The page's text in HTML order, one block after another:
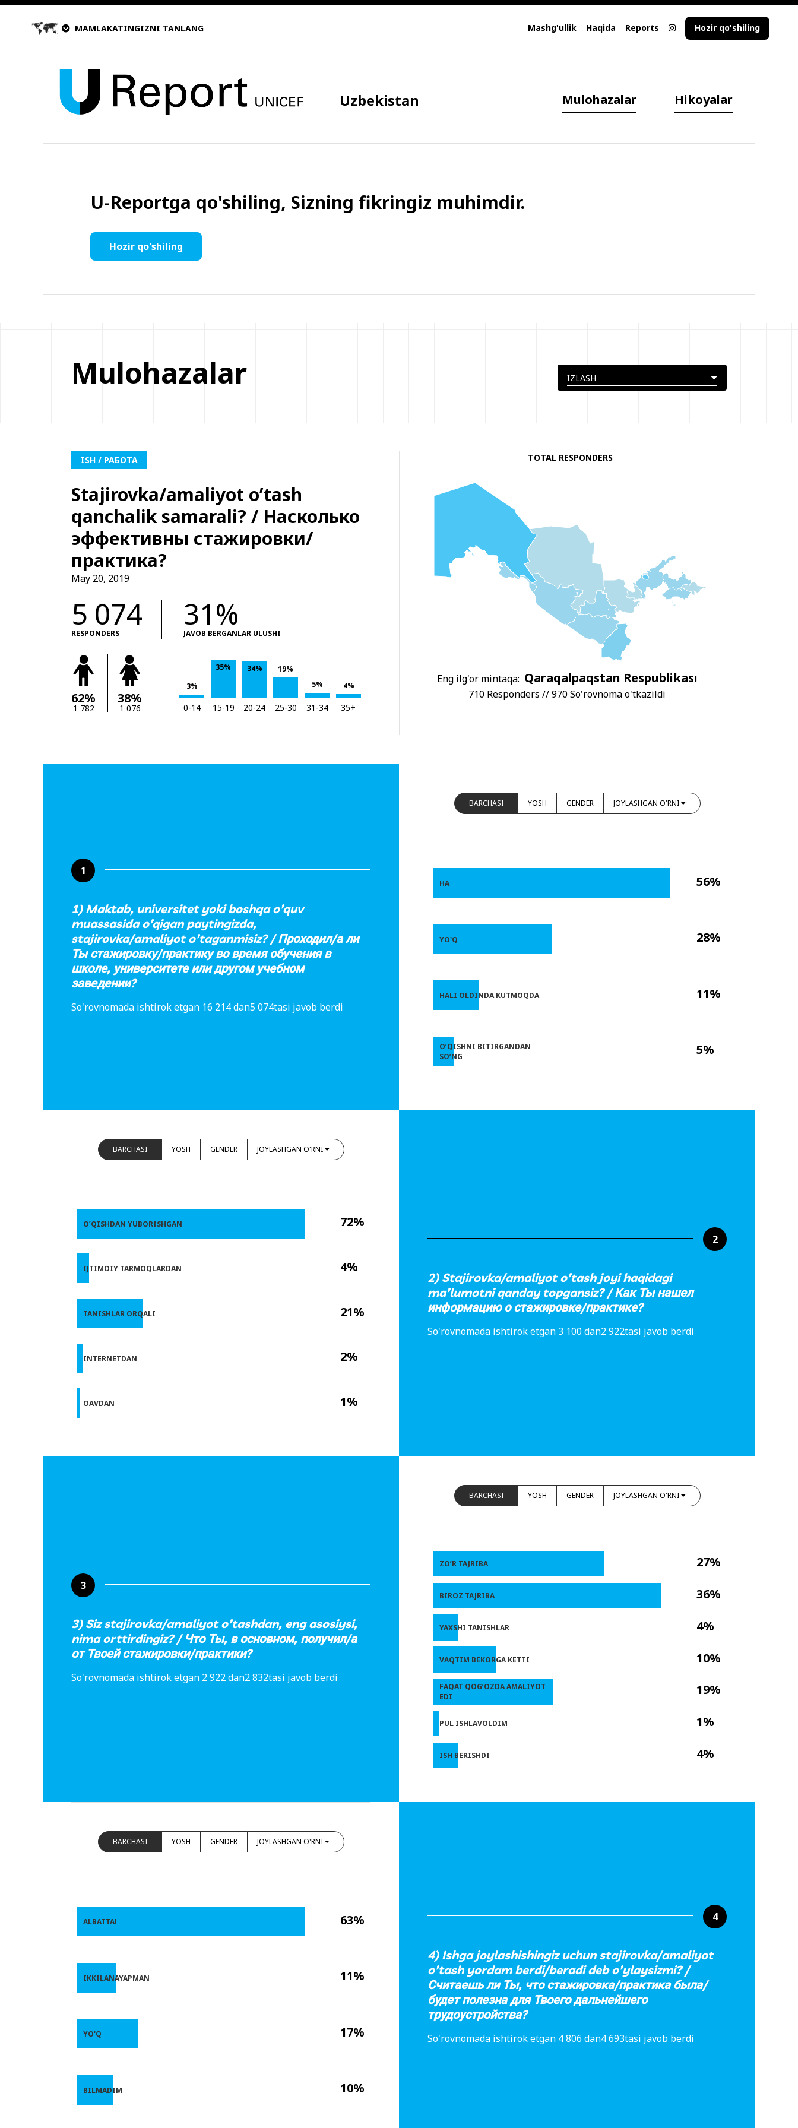
MAMLAKATINGIZNI TANLANG Mashg'ullik Haqida Reports Hozir qo'shiling
Uzbekistan Mulohazalar Hikoyalar
U-Reportga qo'shiling, Sizning fikringiz muhimdir.
Hozir qo'shiling
Mulohazalar
ISH / РАБОТА
Stajirovka/amaliyot o’tash
qanchalik samarali? / Насколько
эффективны стажировки/
практика?
May 20, 2019
5 074
RESPONDERS
31%
JAVOB BERGANLAR ULUSHI
62%
1 782
38%
1 076
3%
35% 34%
19%
5%
4%
0-14 15-19 20-24 25-30 31-34 35+
TOTAL RESPONDERS
Eng ilg'or mintaqa: Qaraqalpaqstan Respublikası
710 Responders // 970 So'rovnoma o'tkazildi
1
1) Maktab, universitet yoki boshqa o’quv
muassasida o’qigan paytingizda,
stajirovka/amaliyot o’taganmisiz? / Проходил/а ли
Ты стажировку/практику во время обучения в
школе, университете или другом учебном
заведении?
So'rovnomada ishtirok etgan 16 214 dan5 074tasi javob berdi
BARCHASI YOSH GENDER JOYLASHGAN O'RNI
56%
28%
11%
5%
HA
YO'Q
HALI OLDINDA KUTMOQDA
O’QISHNI BITIRGANDAN
SO’NG
2
2) Stajirovka/amaliyot o’tash joyi haqidagi
ma’lumotni qanday topgansiz? / Как Ты нашел
информацию о стажировке/практике?
So'rovnomada ishtirok etgan 3 100 dan2 922tasi javob berdi
BARCHASI YOSH GENDER JOYLASHGAN O'RNI
72%
4%
21%
2%
1%
O’QISHDAN YUBORISHGAN
IJTIMOIY TARMOQLARDAN
TANISHLAR ORQALI
INTERNETDAN
OAVDAN
3
3) Siz stajirovka/amaliyot o’tashdan, eng asosiysi,
nima orttirdingiz? / Что Ты, в основном, получил/а
от Твоей стажировки/практики?
So'rovnomada ishtirok etgan 2 922 dan2 832tasi javob berdi
BARCHASI YOSH GENDER JOYLASHGAN O'RNI
27%
36%
4%
10%
19%
1%
4%
ZO’R TAJRIBA
BIROZ TAJRIBA
YAXSHI TANISHLAR
VAQTIM BEKORGA KETTI
FAQAT QOG’OZDA AMALIYOT
EDI
PUL ISHLAVOLDIM
ISH BERISHDI
4
4) Ishga joylashishingiz uchun stajirovka/amaliyot
o’tash yordam berdi/beradi deb o’ylaysizmi? /
Считаешь ли Ты, что стажировка/практика была/
будет полезна для Твоего дальнейшего
трудоустройства?
So'rovnomada ishtirok etgan 4 806 dan4 693tasi javob berdi
BARCHASI YOSH GENDER JOYLASHGAN O'RNI
63%
11%
17%
10%
ALBATTA!
IKKILANAYAPMAN
YO'Q
BILMADIM